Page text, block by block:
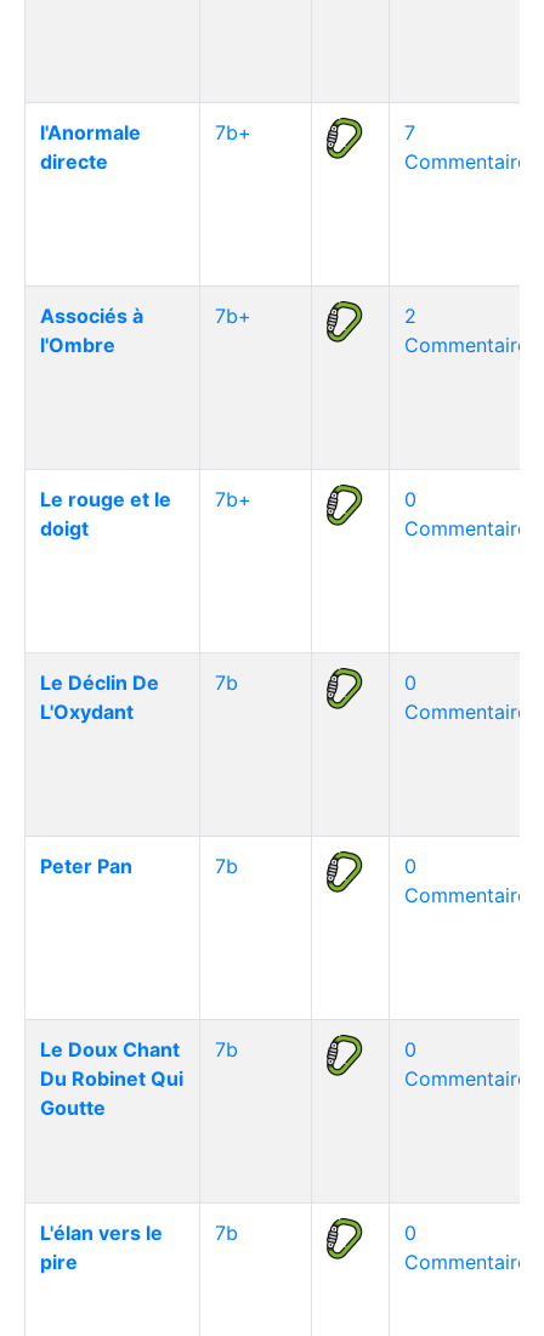
l'Anormale
directe
7b+
7
Associés à
l'Ombre
7b+
2
Le rouge et le
doigt
7b+
0
Le Déclin De
L'Oxydant
7b
0
Peter Pan 7b
0
Le Doux Chant
Du Robinet Qui
Goutte
7b
0
L'élan vers le
pire
7b
0